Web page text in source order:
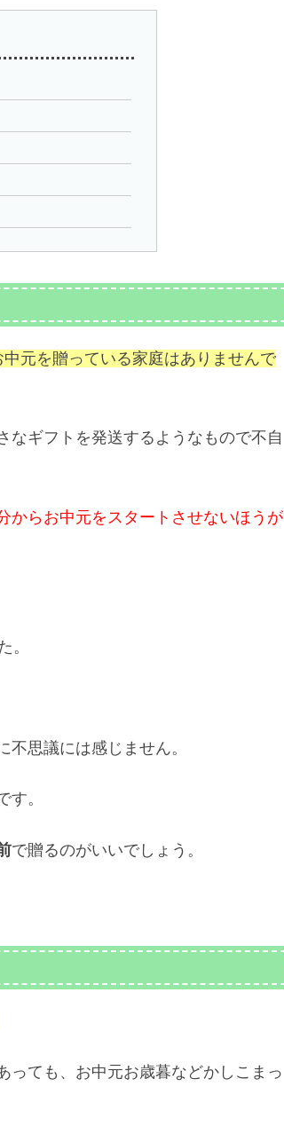
元を贈っている家庭はありませんで
なギフトを発送するようなもので不自
からお中元をスタートさせないほうが
。
思議には感じません。
。
で贈るのがいいでしょう。
っても、お中元お歳暮などかしこまっ